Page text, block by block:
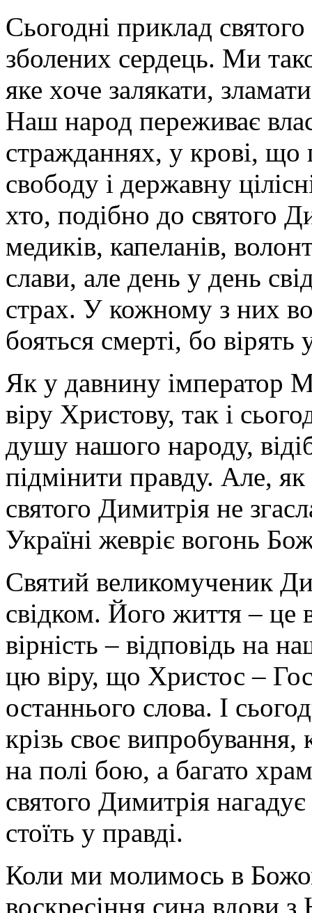
Сьогодні приклад
зболених сердець. Ми
яке хоче залякати,
Наш народ переживає
стражданнях, у крові, що
свободу і державну
хто, подібно до святого
медиків, капеланів,
слави, але день у день
страх. У кожному з них
бояться смерті, бо
Як у давнину імператор
віру Христову, так і
душу нашого народу,
підмінити правду. Але,
святого Димитрія не
Україні жевріє вогонь
Святий великомученик
свідком. Його життя – це
вірність – відповідь на
цю віру, що Христос –
останнього слова. І
крізь своє
на полі бою, а багато
святого Димитрія
стоїть у правді.
Коли ми молимось в
воскресіння сина вдови з